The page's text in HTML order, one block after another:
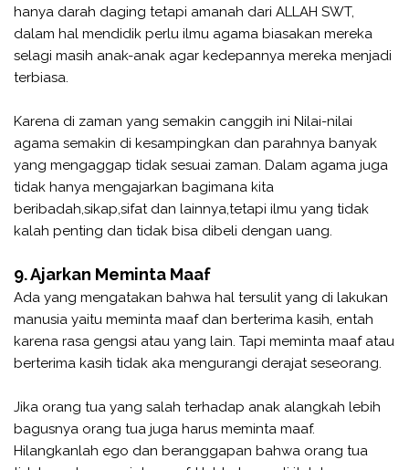
hanya darah daging tetapi amanah dari ALLAH SWT,
dalam hal mendidik perlu ilmu agama biasakan mereka
selagi masih anak-anak agar kedepannya mereka menjadi
terbiasa.
Karena di zaman yang semakin canggih ini Nilai-nilai
agama semakin di kesampingkan dan parahnya banyak
yang mengaggap tidak sesuai zaman. Dalam agama juga
tidak hanya mengajarkan bagimana kita
beribadah,sikap,sifat dan lainnya,tetapi ilmu yang tidak
kalah penting dan tidak bisa dibeli dengan uang.
9. Ajarkan Meminta Maaf
Ada yang mengatakan bahwa hal tersulit yang di lakukan
manusia yaitu meminta maaf dan berterima kasih, entah
karena rasa gengsi atau yang lain. Tapi meminta maaf atau
berterima kasih tidak aka mengurangi derajat seseorang.
Jika orang tua yang salah terhadap anak alangkah lebih
bagusnya orang tua juga harus meminta maaf.
Hilangkanlah ego dan beranggapan bahwa orang tua